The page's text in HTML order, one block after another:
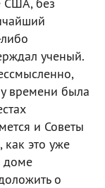
ученый.
времени была
и Советы
как это уже
доме
о